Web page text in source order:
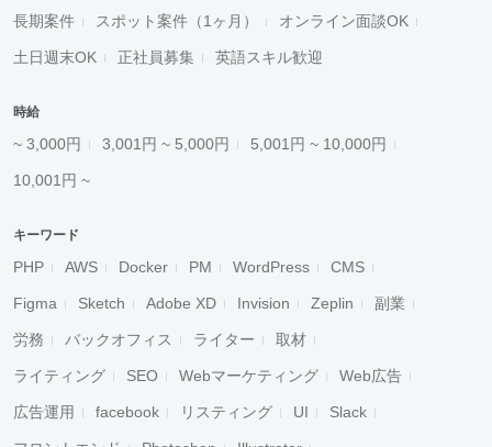
長期案件 スポット案件（1ヶ月） オンライン面談OK
土日週末OK 正社員募集 英語スキル歓迎
時給
~ 3,000円 3,001円 ~ 5,000円 5,001円 ~ 10,000円
10,001円 ~
キーワード
PHP AWS Docker PM WordPress CMS
Figma Sketch Adobe XD Invision Zeplin 副業
労務 バックオフィス ライター 取材
ライティング SEO Webマーケティング Web広告
広告運用 facebook リスティング UI Slack